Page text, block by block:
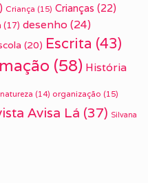
Criança (15) Crianças (22)
(17) desenho (24)
(20) Escrita (43)
(58) História
natureza (14) organização (15)
Avisa Lá (37) Silvana